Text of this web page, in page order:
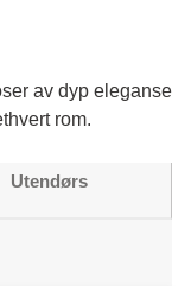
av dyp eleganse
rom.
Utendørs